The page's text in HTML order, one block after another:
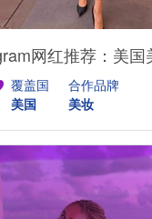
覆盖国
美国
合作品牌
美妆